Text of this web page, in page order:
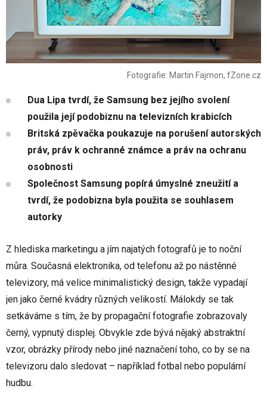
Fotografie: Martin Fajmon, fZone.cz
Dua Lipa tvrdí, že Samsung bez jejího svolení
použila její podobiznu na televizních krabicích
Britská zpěvačka poukazuje na porušení autorských
práv, práv k ochranné známce a práv na ochranu
osobnosti
Společnost Samsung popírá úmyslné zneužití a
tvrdí, že podobizna byla použita se souhlasem
autorky
Z hlediska marketingu a jím najatých fotografů je to noční
můra. Současná elektronika, od telefonu až po nástěnné
televizory, má velice minimalistický design, takže vypadají
jen jako černé kvádry různých velikostí. Málokdy se tak
setkáváme s tím, že by propagační fotografie zobrazovaly
černý, vypnutý displej. Obvykle zde bývá nějaký abstraktní
vzor, obrázky přírody nebo jiné naznačení toho, co by se na
televizoru dalo sledovat – například fotbal nebo populární
hudbu.